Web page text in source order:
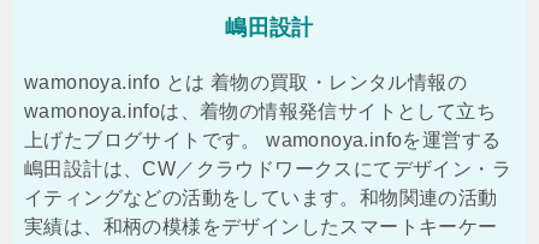
嶋田設計
wamonoya.info とは 着物の買取・レンタル情報の
wamonoya.infoは、着物の情報発信サイトとして立ち
上げたブログサイトです。 wamonoya.infoを運営する
嶋田設計は、CW／クラウドワークスにてデザイン・ラ
イティングなどの活動をしています。和物関連の活動
実績は、和柄の模様をデザインしたスマートキーケー